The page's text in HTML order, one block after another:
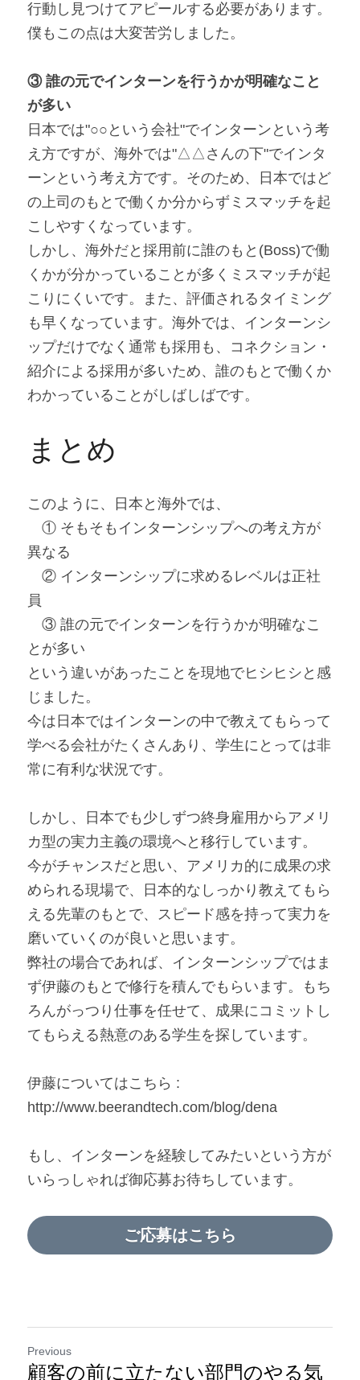
行動し見つけてアピールする必要があります。
僕もこの点は大変苦労しました。
③ 誰の元でインターンを行うかが明確なこと
が多い
日本では"○○という会社"でインターンという考
え方ですが、海外では"△△さんの下"でインタ
ーンという考え方です。そのため、日本ではど
の上司のもとで働くか分からずミスマッチを起
こしやすくなっています。
しかし、海外だと採用前に誰のもと(Boss)で働
くかが分かっていることが多くミスマッチが起
こりにくいです。また、評価されるタイミング
も早くなっています。海外では、インターンシ
ップだけでなく通常も採用も、コネクション・
紹介による採用が多いため、誰のもとで働くか
わかっていることがしばしばです。
まとめ
このように、日本と海外では、
① そもそもインターンシップへの考え方が
異なる
② インターンシップに求めるレベルは正社
員
③ 誰の元でインターンを行うかが明確なこ
とが多い
という違いがあったことを現地でヒシヒシと感
じました。
今は日本ではインターンの中で教えてもらって
学べる会社がたくさんあり、学生にとっては非
常に有利な状況です。
しかし、日本でも少しずつ終身雇用からアメリ
カ型の実力主義の環境へと移行しています。
今がチャンスだと思い、アメリカ的に成果の求
められる現場で、日本的なしっかり教えてもら
える先輩のもとで、スピード感を持って実力を
磨いていくのが良いと思います。
弊社の場合であれば、インターンシップではま
ず伊藤のもとで修行を積んでもらいます。もち
ろんがっつり仕事を任せて、成果にコミットし
てもらえる熱意のある学生を探しています。
伊藤についてはこちら :
http://www.beerandtech.com/blog/dena
もし、インターンを経験してみたいという方が
いらっしゃれば御応募お待ちしています。
ご応募はこちら
Previous
顧客の前に立たない部門のやる気